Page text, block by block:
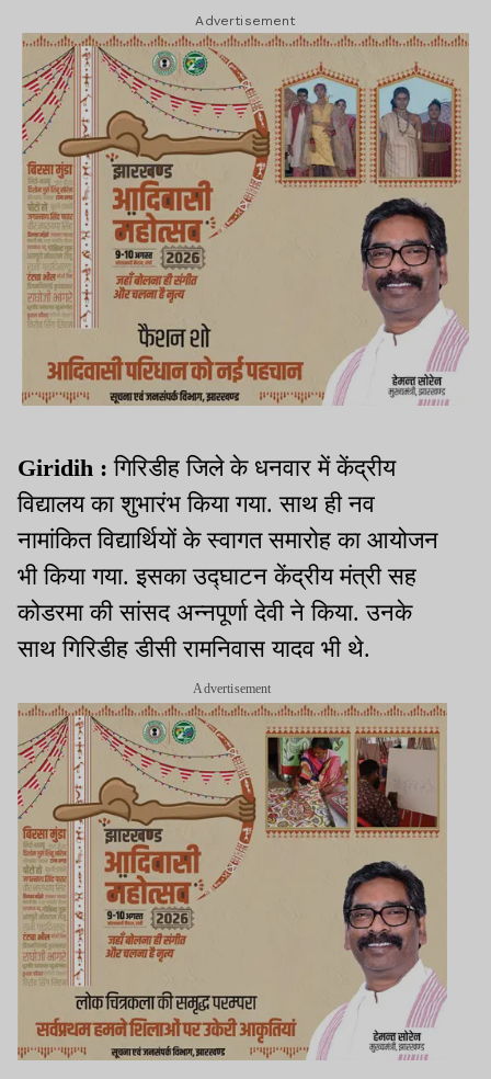
Advertisement
Giridih : गिरिडीह जिले के धनवार में केंद्रीय
विद्यालय का शुभारंभ किया गया. साथ ही नव
नामांकित विद्यार्थियों के स्वागत समारोह का आयोजन
भी किया गया. इसका उद्घाटन केंद्रीय मंत्री सह
कोडरमा की सांसद अन्नपूर्णा देवी ने किया. उनके
साथ गिरिडीह डीसी रामनिवास यादव भी थे.
Advertisement